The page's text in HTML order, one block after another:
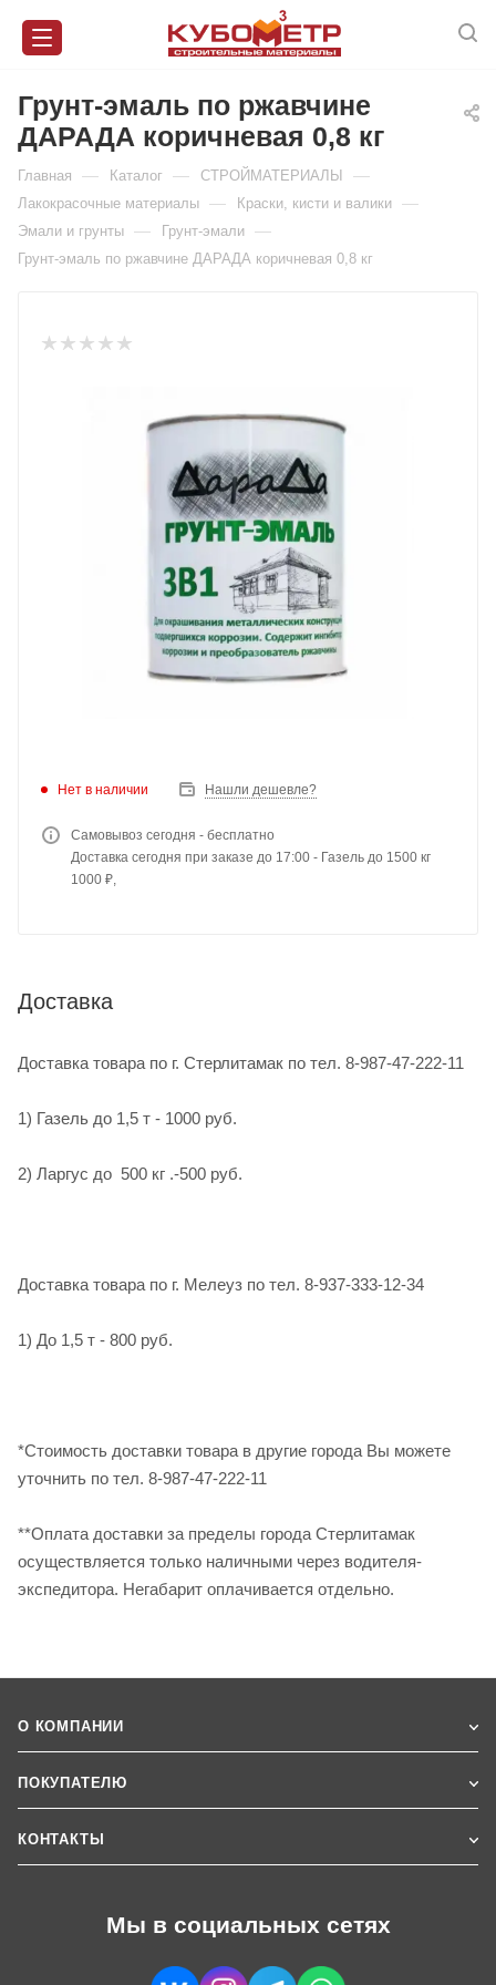
Грунт-эмаль по ржавчине
ДАРАДА коричневая 0,8 кг
Главная — Каталог — СТРОЙМАТЕРИАЛЫ —
Лакокрасочные материалы — Краски, кисти и валики —
Эмали и грунты — Грунт-эмали —
Грунт-эмаль по ржавчине ДАРАДА коричневая 0,8 кг
Нет в наличии Нашли дешевле?
Самовывоз сегодня - бесплатно
Доставка сегодня при заказе до 17:00 - Газель до 1500 кг
1000 ₽,
Доставка
Доставка товара по г. Стерлитамак по тел. 8-987-47-222-11
1) Газель до 1,5 т - 1000 руб.
2) Ларгус до 500 кг .-500 руб.
Доставка товара по г. Мелеуз по тел. 8-937-333-12-34
1) До 1,5 т - 800 руб.
*Стоимость доставки товара в другие города Вы можете
уточнить по тел. 8-987-47-222-11
**Оплата доставки за пределы города Стерлитамак
осуществляется только наличными через водителя-
экспедитора. Негабарит оплачивается отдельно.
О КОМПАНИИ
ПОКУПАТЕЛЮ
КОНТАКТЫ
Мы в социальных сетях